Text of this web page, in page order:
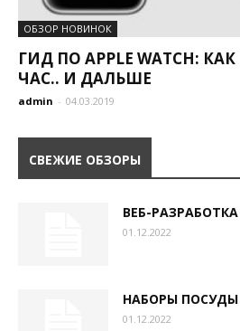
ОБЗОР НОВИНОК
ГИД ПО APPLE WATCH:
ЧАС.. И ДАЛЬШЕ
admin - 04.03.2019
СВЕЖИЕ ОБЗОРЫ
ВЕБ-
01.12.2022
НАБОРЫ
01.12.2022